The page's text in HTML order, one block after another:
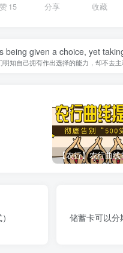
15 分享 收藏
being given a choice, yet
知自己拥有作出选择的能力，却不去
储蓄卡可以